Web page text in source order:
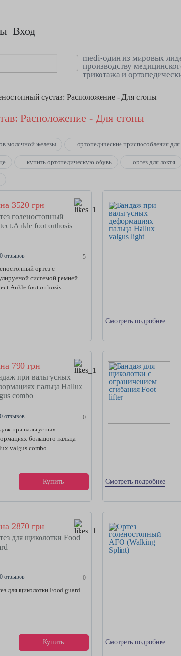
Вход
medi-один из мировых
производству
трикотажа и
сустав: Расположение - Для стопы
Расположение - Для стопы
молочной железы ортопедические приспособления для
купить ортопедическую обувь ортез для локтя
3520 грн
голеностопный
foot orthosis
0 отзывов 5
ортез с
системой ремней
foot orthosis
Смотреть подробнее
790 грн
при вальгусных
пальца Hallux
combo
0 отзывов 0
при вальгусных
большого пальца
valgus combo
Купить Смотреть подробнее
2870 грн
для щиколотки Food
0 отзывов 0
для щиколотки Food guard
Купить Смотреть подробнее